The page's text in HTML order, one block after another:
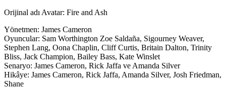
Orijinal adı Avatar: Fire and Ash
Yönetmen: James Cameron
Oyuncular: Sam Worthington Zoe Saldaña, Sigourney Weaver,
Stephen Lang, Oona Chaplin, Cliff Curtis, Britain Dalton, Trinity
Bliss, Jack Champion, Bailey Bass, Kate Winslet
Senaryo: James Cameron, Rick Jaffa ve Amanda Silver
Hikâye: James Cameron, Rick Jaffa, Amanda Silver, Josh Friedman,
Shane